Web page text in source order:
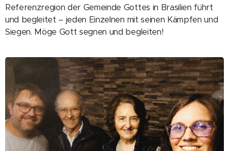
Referenzregion der Gemeinde Gottes in Brasilien führt
und begleitet – jeden Einzelnen mit seinen Kämpfen und
Siegen. Möge Gott segnen und begleiten!